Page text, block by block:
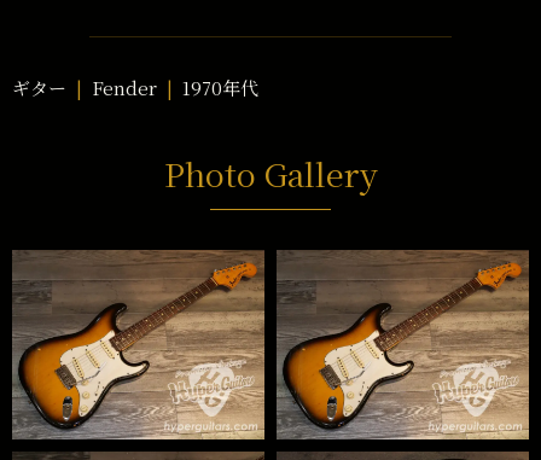
ギター Fender 1970年代
Photo Gallery